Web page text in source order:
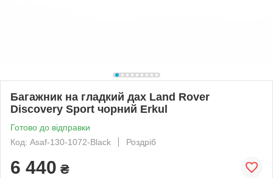
Багажник на гладкий дах Land Rover
Discovery Sport чорний Erkul
Готово до відправки
Код: Asaf-130-1072-Black
Роздріб
6 440 ₴